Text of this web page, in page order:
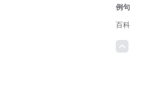
例句
百科